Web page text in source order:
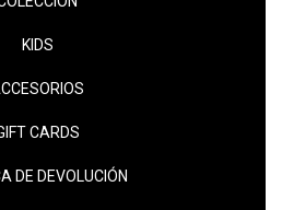
KIDS
CARDS
DE DEVOLUCIÓN